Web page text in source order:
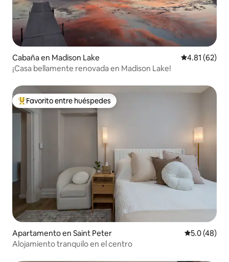
Cabaña en Madison Lake Calificación
4.81 (62)
¡Casa bellamente renovada en Madison Lake!
Favorito entre huéspedes preferido
Favorito entre huéspedes
Apartamento en Saint Peter Calificación
5.0 (48)
Alojamiento tranquilo en el centro